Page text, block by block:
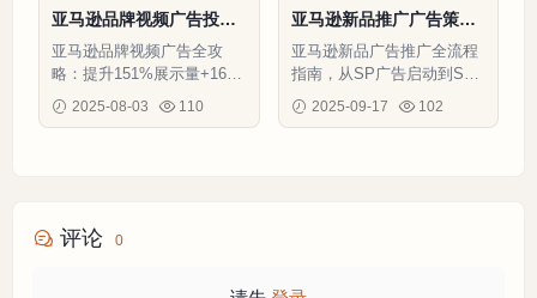
亚马逊品牌视频广告投放
高效指南-38页
亚马逊品牌视频广告全攻
略：提升151%展示量+16
6%点击量的实战方法论
2025-08-03 110
亚马逊新品推广广告策略
与操作指南-33行-1个子表
亚马逊新品广告推广全流程
指南，从SP广告启动到SB/
SD拓展，详细解析广告策
略、Acos控制和自然流提升
2025-09-17 102
评论 0